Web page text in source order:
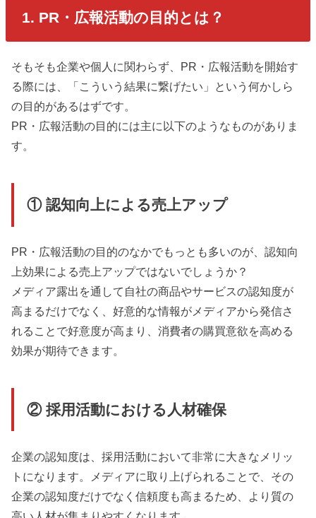
1. PR・広報活動の目的とは？
そもそも企業や個人に関わらず、PR・広報活動を開始す
る際には、「こういう結果に繋げたい」という何かしら
の目的があるはずです。
PR・広報活動の目的には主に以下のようなものがありま
す。
① 認知向上による売上アップ
PR・広報活動の目的のなかでもっとも多いのが、認知向
上効果による売上アップではないでしょうか？
メディア露出を通して自社の商品やサービスの認知度が
高まるだけでなく、好意的な情報がメディアから発信さ
れることで好意度が高まり、消費者の購買意欲を高める
効果が期待できます。
② 採用活動における人材確保
企業の認知度は、採用活動において非常に大きなメリッ
トになります。メディアに取り上げられることで、その
企業の認知度だけでなく信頼度も高まるため、より質の